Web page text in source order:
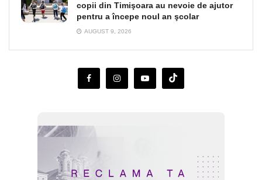
copii din Timişoara au nevoie de ajutor
pentru a începe noul an şcolar
AUGUST 9, 2026